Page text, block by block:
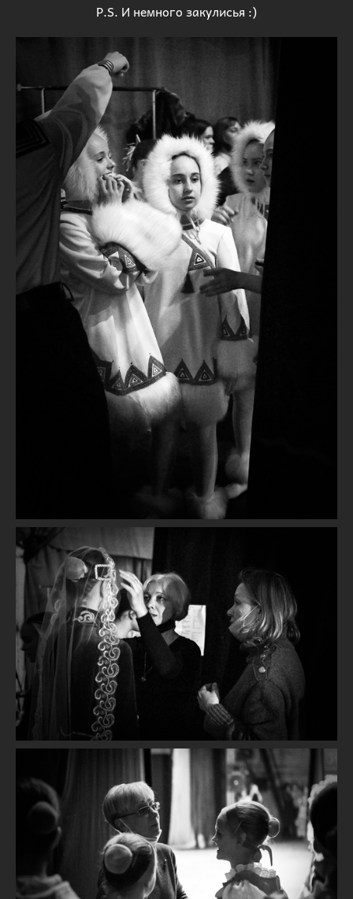
P.S. И немного закулисья :)